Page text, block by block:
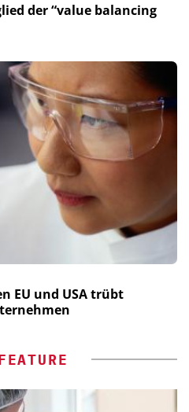
der “value balancing
EU und USA trübt